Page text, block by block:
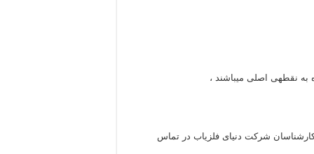
به نقطهی اصلی میباشند ،
کارشناسان شرکت دنیای فلزیاب در تماس